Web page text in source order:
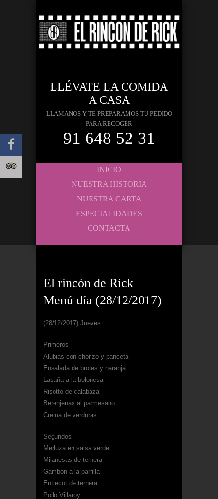
LLÉVATE LA COMIDA
A CASA
LLÁMANOS Y TE PREPARAMOS TU PEDIDO
PARA RECOGER
91 648 52 31
INICIO
NUESTRA HISTORIA
NUESTRA CARTA
ESPECIALIDADES
CONTACTA
El rincón de Rick
Menú día (28/12/2017)
(28/12/2017) Jueves
Primeros
Alubias con chorizo y panceta
Ensalada de brotes y naranja
Lasaña a la boloñesa
Risotto de calabaza
Berenjenas al parmesano
Crema de verduras
Segundos
Merluza en salsa verde
Milanesas de ternera
Gambón a la parrilla
Entrecot de ternera
Pollo Villaroy